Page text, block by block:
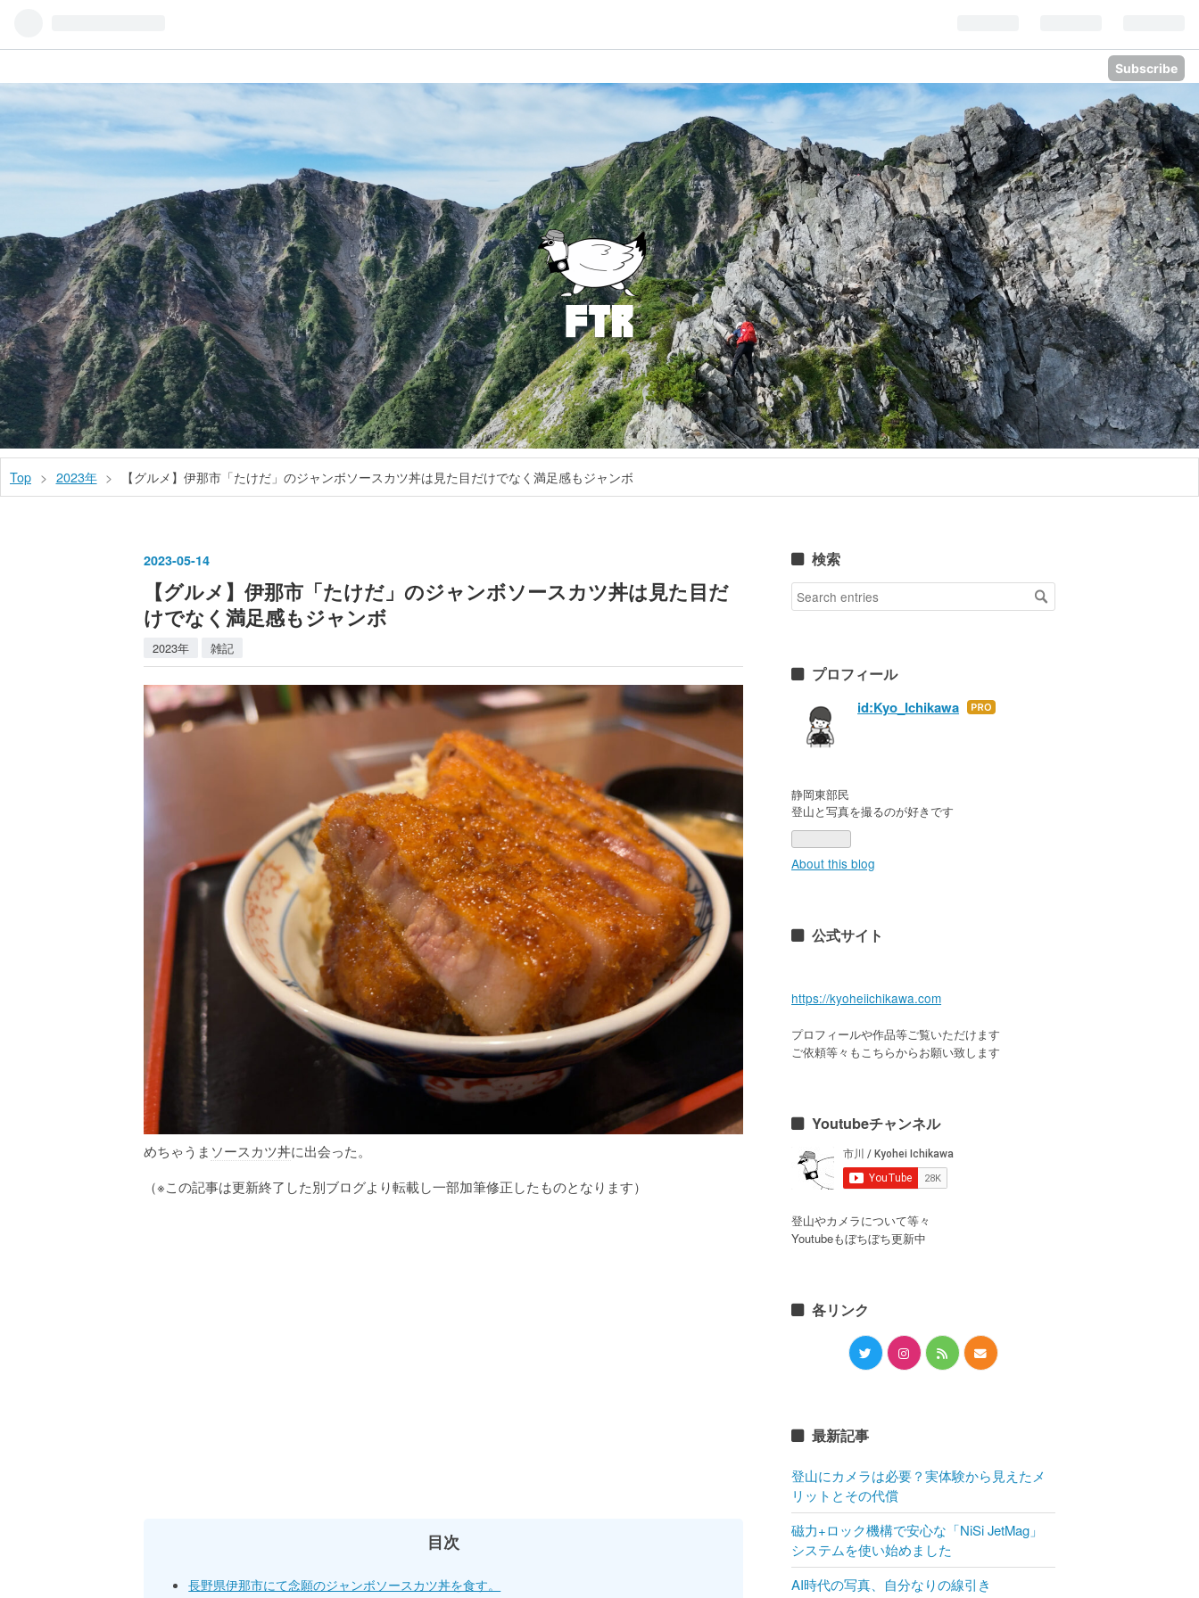
Subscribe
Top > 2023年 > 【グルメ】伊那市「たけだ」のジャンボソースカツ丼は見た目だけでなく満足感もジャンボ
2023-05-14
【グルメ】伊那市「たけだ」のジャンボソースカツ丼は見た目だ
けでなく満足感もジャンボ
2023年 雑記
めちゃうま ソースカツ丼に出会った。
（※この記事は更新終了した別ブログより転載し一部加筆修正したものとなります）
長野県伊那市にて念願のジャンボソースカツ丼を食す。
検索
プロフィール
id:Kyo_Ichikawa Hate
静岡東部民
登山と写真を撮るのが好きです
About this blog
公式サイト
https://kyoheiichikawa.com
プロフィールや作品等ご覧いただけます
ご依頼等々もこちらからお願い致します
Youtubeチャンネル
登山やカメラについて等々
Youtubeもぼちぼち更新中
各リンク
最新記事
登山にカメラは必要？実体験から見えたメ
リットとその代償
磁力+ロック機構で安心な「NiSi JetMag」
システムを使い始めました
AI時代の写真、自分なりの線引き